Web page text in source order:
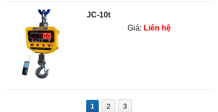
JC-10t
Giá: Liên hệ
1 2 3